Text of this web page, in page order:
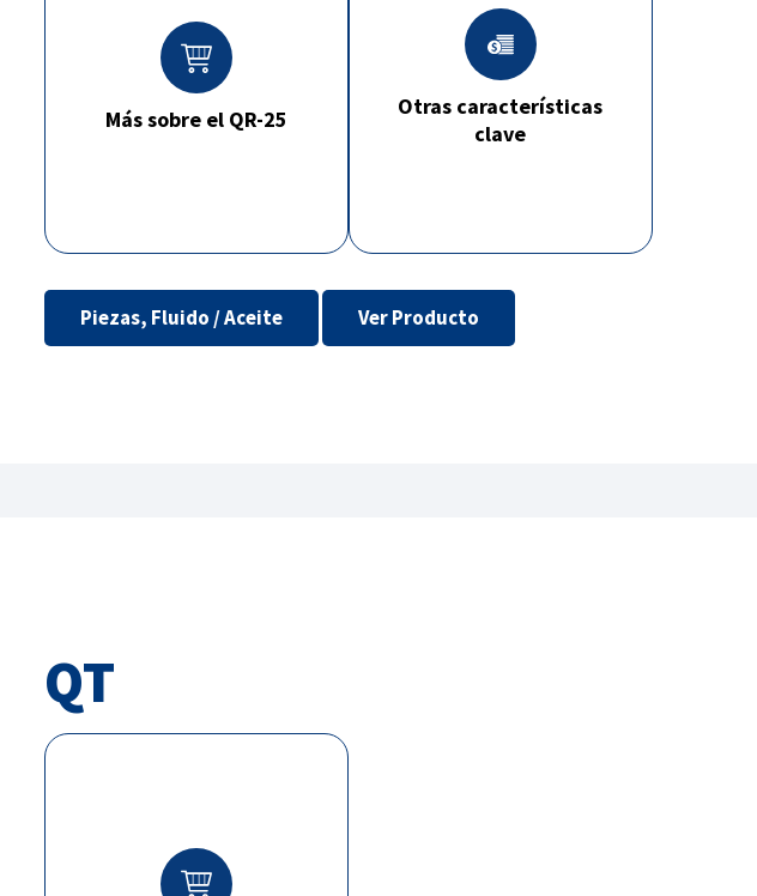
Más sobre el QR-25
Otras características
clave
Piezas, Fluido / Aceite Ver Producto
QT